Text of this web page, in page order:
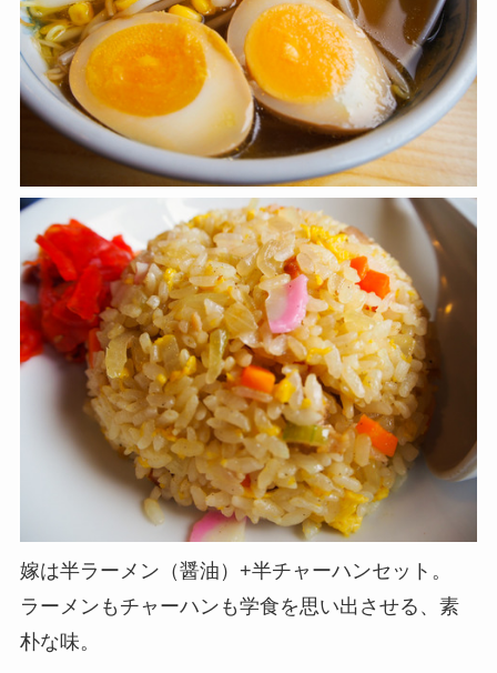
嫁は半ラーメン（醤油）+半チャーハンセット。
ラーメンもチャーハンも学食を思い出させる、素
朴な味。